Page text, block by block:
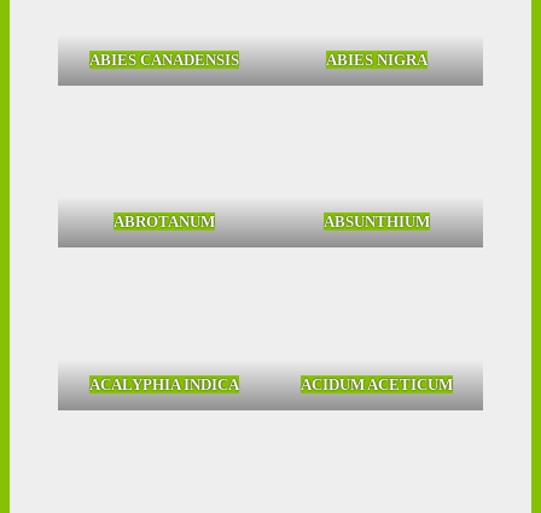
ABIES CANADENSIS ABIES NIGRA
ABROTANUM ABSUNTHIUM
ACALYPHIA INDICA ACIDUM ACETICUM